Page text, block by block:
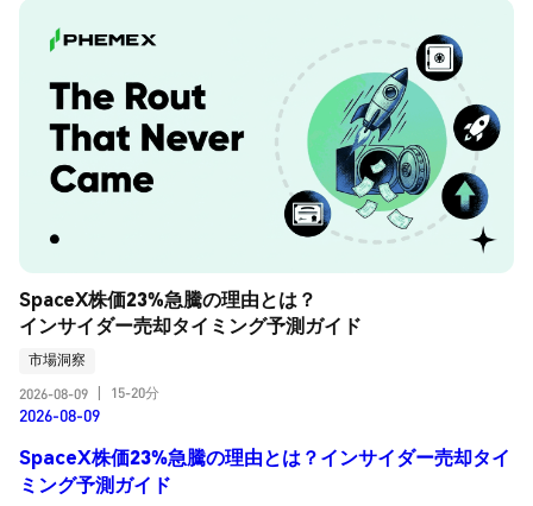
SpaceX株価23%急騰の理由とは？
インサイダー売却タイミング予測ガイド
市場洞察
2026-08-09
15-20分
2026-08-09
SpaceX株価23%急騰の理由とは？インサイダー売却タイ
ミング予測ガイド